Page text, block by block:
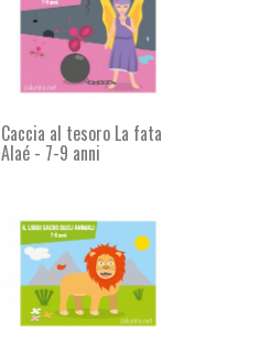
Caccia al tesoro La fata
Alaé - 7-9 anni